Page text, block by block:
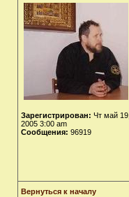
Зарегистрирован: Чт май 19,
2005 3:00 am
Сообщения: 96919
Вернуться к началу